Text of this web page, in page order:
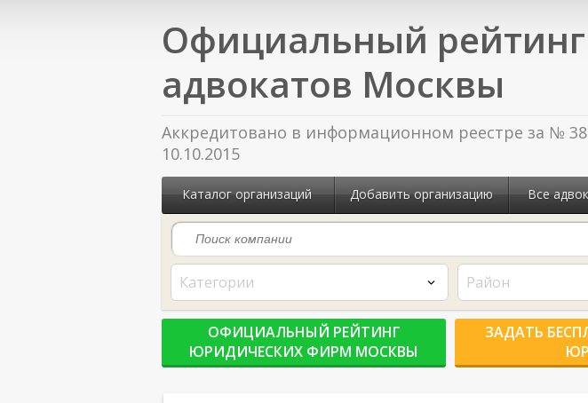
Официальный рейтинг
адвокатов Москвы
Аккредитовано в информационном реестре за №
10.10.2015
Каталог организаций Добавить организацию Все
Категории Район
ОФИЦИАЛЬНЫЙ РЕЙТИНГ
ЮРИДИЧЕСКИХ ФИРМ МОСКВЫ
ЗАДАТЬ